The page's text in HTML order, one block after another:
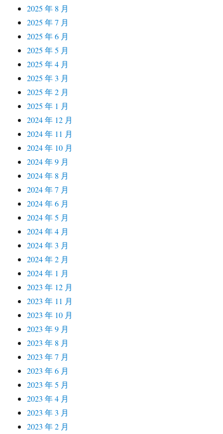
2025 年 8 月
2025 年 7 月
2025 年 6 月
2025 年 5 月
2025 年 4 月
2025 年 3 月
2025 年 2 月
2025 年 1 月
2024 年 12 月
2024 年 11 月
2024 年 10 月
2024 年 9 月
2024 年 8 月
2024 年 7 月
2024 年 6 月
2024 年 5 月
2024 年 4 月
2024 年 3 月
2024 年 2 月
2024 年 1 月
2023 年 12 月
2023 年 11 月
2023 年 10 月
2023 年 9 月
2023 年 8 月
2023 年 7 月
2023 年 6 月
2023 年 5 月
2023 年 4 月
2023 年 3 月
2023 年 2 月